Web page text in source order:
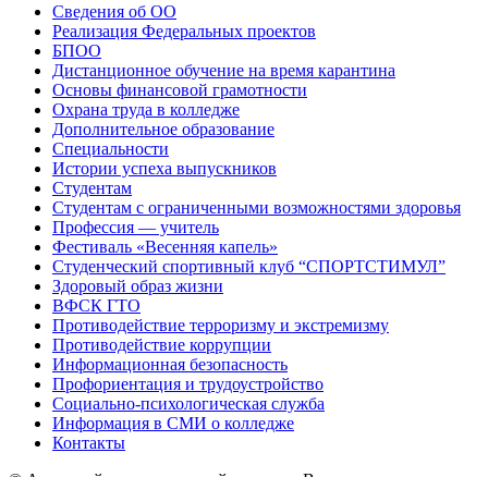
Сведения об ОО
Реализация Федеральных проектов
БПОО
Дистанционное обучение на время карантина
Основы финансовой грамотности
Охрана труда в колледже
Дополнительное образование
Специальности
Истории успеха выпускников
Студентам
Студентам с ограниченными возможностями здоровья
Профессия — учитель
Фестиваль «Весенняя капель»
Студенческий спортивный клуб “СПОРТСТИМУЛ”
Здоровый образ жизни
ВФСК ГТО
Противодействие терроризму и экстремизму
Противодействие коррупции
Информационная безопасность
Профориентация и трудоустройство
Социально-психологическая служба
Информация в СМИ о колледже
Контакты